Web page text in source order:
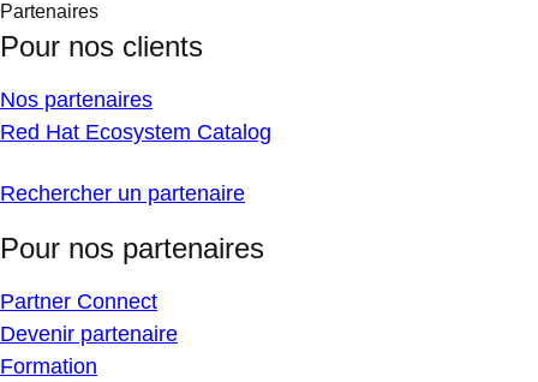
Partenaires
Pour nos clients
Nos partenaires
Red Hat Ecosystem Catalog
Rechercher un partenaire
Pour nos partenaires
Partner Connect
Devenir partenaire
Formation